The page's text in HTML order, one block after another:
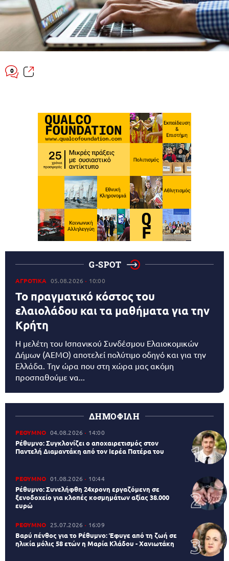
0
G-SPOT
ΑΓΡΟΤΙΚΑ 05.08.2026 10:00
Το πραγματικό κόστος του
ελαιολάδου και τα μαθήματα για την
Κρήτη
Η μελέτη του Ισπανικού Συνδέσμου Ελαιοκομικών
Δήμων (AEMO) αποτελεί πολύτιμο οδηγό και για την
Ελλάδα. Την ώρα που στη χώρα μας ακόμη
προσπαθούμε να...
ΔΗΜΟΦΙΛΗ
ΡΕΘΥΜΝΟ 04.08.2026 14:00
Ρέθυμνο: Συγκλονίζει ο αποχαιρετισμός στον
Παντελή Διαμαντάκη από τον Ιερέα Πατέρα του
ΡΕΘΥΜΝΟ 01.08.2026 10:44
Ρέθυμνο: Συνελήφθη 24χρονη εργαζόμενη σε
ξενοδοχείο για κλοπές κοσμημάτων αξίας 38.000
ευρώ
ΡΕΘΥΜΝΟ 25.07.2026 16:09
Βαρύ πένθος για το Ρέθυμνο: Έφυγε από τη ζωή σε
ηλικία μόλις 58 ετών η Μαρία Κλάδου - Χανιωτάκη